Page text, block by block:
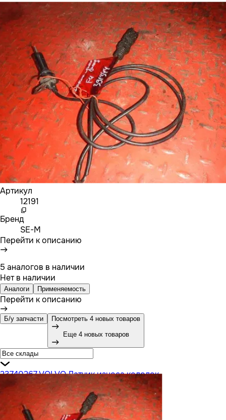
Артикул
12191
Бренд
SE-M
Перейти к описанию
5 аналогов в наличии
Нет в наличии
Аналоги Применяемость
Перейти к описанию
Б/у запчасти Посмотреть 4 новых товаров
Еще 4 новых товаров
23740267 VOLVO Датчик износа колодок